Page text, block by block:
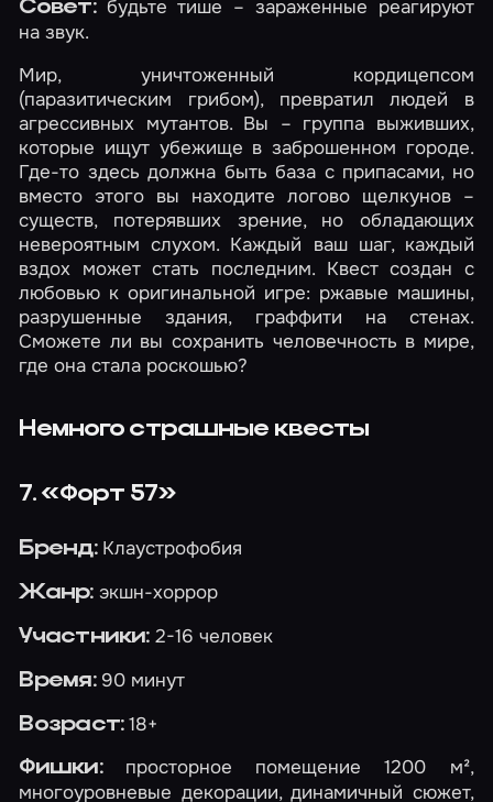
Совет:будьте тише – зараженные реагируют
на звук.
Мир, уничтоженный кордицепсом
(паразитическим грибом), превратил людей в
агрессивных мутантов. Вы – группа выживших,
которые ищут убежище в заброшенном городе.
Где-то здесь должна быть база с припасами, но
вместо этого вы находите логово щелкунов –
существ, потерявших зрение, но обладающих
невероятным слухом. Каждый ваш шаг, каждый
вздох может стать последним. Квест создан с
любовью к оригинальной игре: ржавые машины,
разрушенные здания, граффити на стенах.
Сможете ли вы сохранить человечность в мире,
где она стала роскошью?
Немного страшные квесты
7. «Форт 57»
Бренд:Клаустрофобия
Жанр:экшн-хоррор
Участники:2-16 человек
Время:90 минут
Возраст:18+
Фишки:просторное помещение 1200 м²,
многоуровневые декорации, динамичный сюжет,